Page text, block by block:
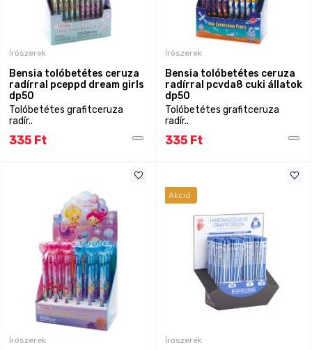
Írószerek
Bensia tolóbetétes ceruza
radírral pceppd dream girls
dp50
Tolóbetétes grafitceruza
radír..
335 Ft
Írószerek
Bensia tolóbetétes ceruza
radírral pcvda8 cuki állatok
dp50
Tolóbetétes grafitceruza
radír..
335 Ft
Írószerek
Akció
Írószerek